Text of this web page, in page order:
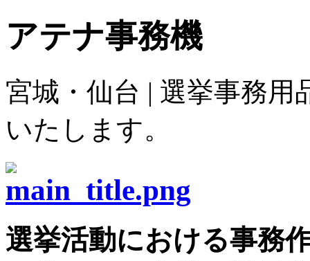
アテナ事務機
宮城・仙台 | 選挙事務
いたします。
選挙活動における事務